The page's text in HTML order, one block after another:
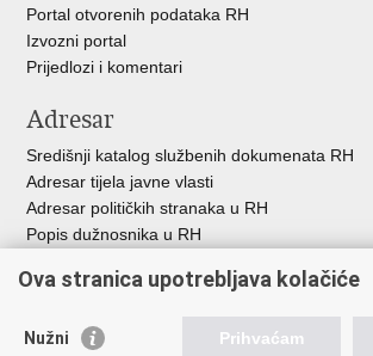
Portal otvorenih podataka RH
Izvozni portal
Prijedlozi i komentari
Adresar
Središnji katalog službenih dokumenata RH
Adresar tijela javne vlasti
Adresar političkih stranaka u RH
Popis dužnosnika u RH
Pozivi za žurnu pomoć
Važne poveznice
Ova stranica upotrebljava kolačiće
Nužni Prihvaćam